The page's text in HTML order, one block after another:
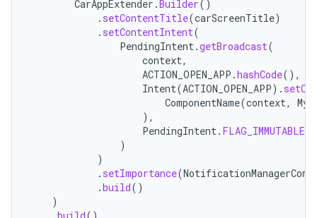
CarAppExtender .Builder()
. setContentTitle(carScreenTitle)
. setContentIntent(
PendingIntent .getBroadcast(
context,
ACTION_OPEN_APP .hashCode(),
Intent(ACTION_OPEN_APP).
ComponentName(context,
),
PendingIntent . FLAG_IMMUTABLE
)
)
. setImportance(
.build()
)